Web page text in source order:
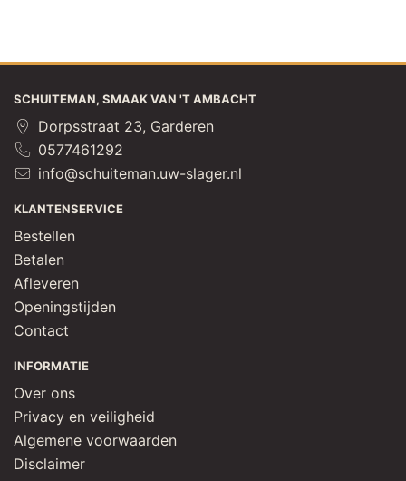
SCHUITEMAN, SMAAK VAN 'T AMBACHT
Dorpsstraat 23, Garderen
0577461292
info@schuiteman.uw-slager.nl
KLANTENSERVICE
Bestellen
Betalen
Afleveren
Openingstijden
Contact
INFORMATIE
Over ons
Privacy en veiligheid
Algemene voorwaarden
Disclaimer